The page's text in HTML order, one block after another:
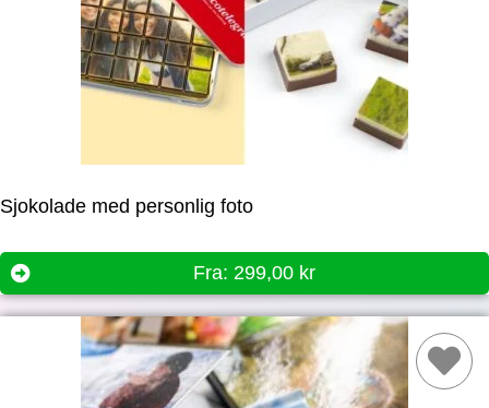
Sjokolade med personlig foto
Fra: 299,00 kr